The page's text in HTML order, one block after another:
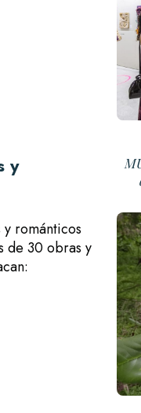
y
románticos
de 30 obras y